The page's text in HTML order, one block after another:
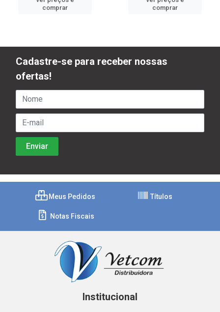
comprar
comprar
Cadastre-se para receber nossas
ofertas!
Meus Pedidos Títulos
Notas Fiscais
Institucional